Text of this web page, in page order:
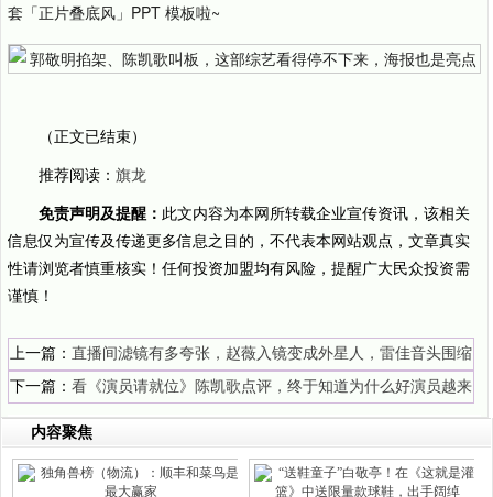
套「正片叠底风」PPT 模板啦~
（正文已结束）
推荐阅读： 旗龙
免责声明及提醒： 此文内容为本网所转载企业宣传资讯，该相关
信息仅为宣传及传递更多信息之目的，不代表本网站观点，文章真实
性请浏览者慎重核实！任何投资加盟均有风险，提醒广大民众投资需
谨慎！
上一篇： 直播间滤镜有多夸张，赵薇入镜变成外星人，雷佳音头围缩
小一大圈
下一篇： 看《演员请就位》陈凯歌点评，终于知道为什么好演员越来
越少了
内容聚焦